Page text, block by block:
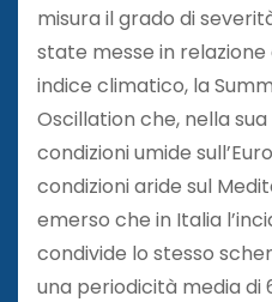
misura il grado di
state messe in
indice climatico, la
Oscillation che, nella
condizioni umide
condizioni aride sul
emerso che in Italia
condivide lo stesso
una periodicità media di